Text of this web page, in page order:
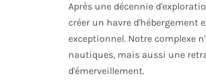
Après une décennie
créer un havre d'hébergement
exceptionnel. Notre complexe
nautiques, mais aussi une
d'émerveillement.